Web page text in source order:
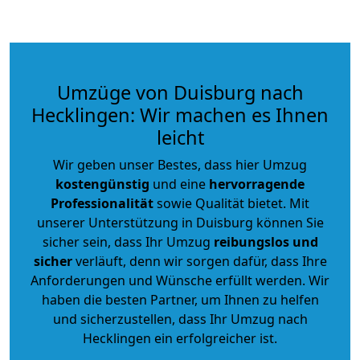
Umzüge von Duisburg nach
Hecklingen: Wir machen es Ihnen
leicht
Wir geben unser Bestes, dass hier Umzug
kostengünstig und eine hervorragende
Professionalitätsowie Qualität bietet. Mit
unserer Unterstützung in Duisburg können Sie
sicher sein, dass Ihr Umzug reibungslos und
sicherverläuft, denn wir sorgen dafür, dass Ihre
Anforderungen und Wünsche erfüllt werden. Wir
haben die besten Partner, um Ihnen zu helfen
und sicherzustellen, dass Ihr Umzug nach
Hecklingen ein erfolgreicher ist.